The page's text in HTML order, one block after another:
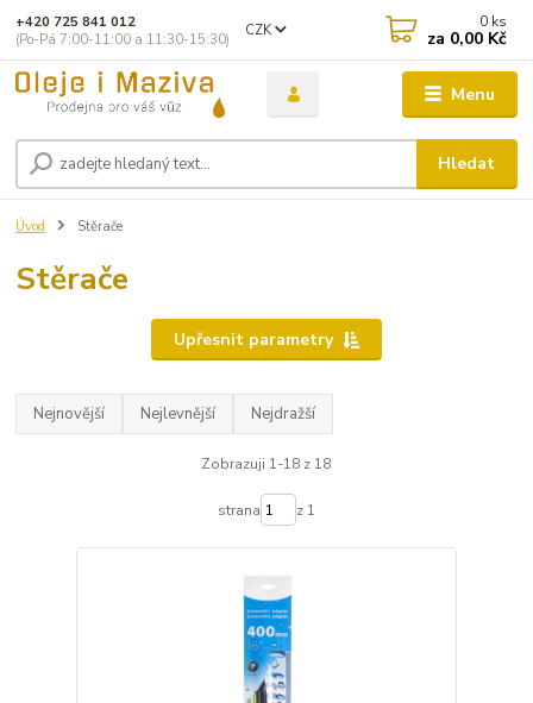
Menu
CZK
Hledat
+420 725 841 012
(Po-Pá 7:00-11:00 a 11:30-15:30)
0 ks
za 0,00 Kč
Úvod Stěrače
Stěrače
Upřesnit parametry
Nejnovější Nejlevnější Nejdražší
Zobrazuji 1-18 z 18
strana z 1